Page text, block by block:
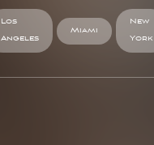
Los
Angeles
Miami
New
York